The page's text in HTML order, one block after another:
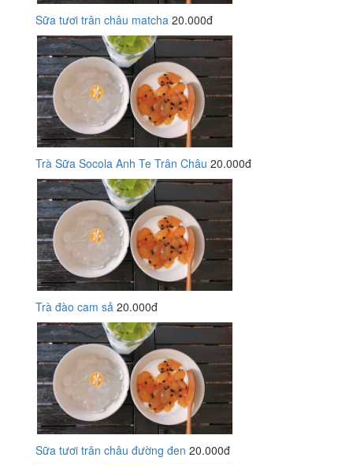
Sữa tươi trân châu matcha 20.000đ
Trà Sữa Socola Anh Te Trân Châu 20.000đ
Trà đào cam sả 20.000đ
Sữa tươi trân châu đường đen 20.000đ